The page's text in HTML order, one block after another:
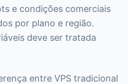
e condições comerciais
por plano e região.
deve ser tratada
entre VPS tradicional